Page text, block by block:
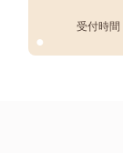
●
受付時